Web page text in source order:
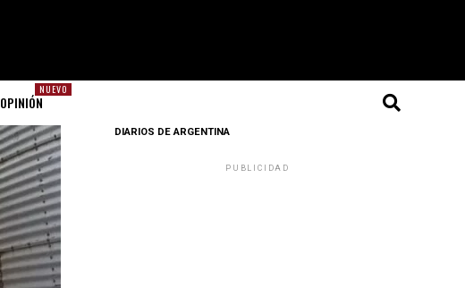
NUEVO
OPINIÓN
DIARIOS DE ARGENTINA
PUBLICIDAD